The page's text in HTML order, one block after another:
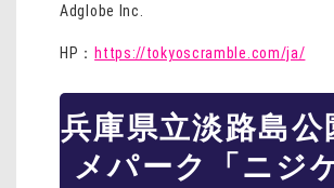
Adglobe Inc.
HP： https://tokyoscramble.com/ja/
兵庫県立淡路島公
メパーク「ニジ